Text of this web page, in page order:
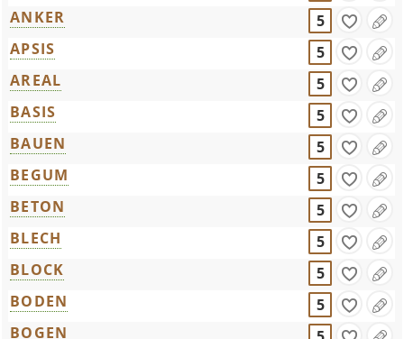
ANKER
5
APSIS
5
AREAL
5
BASIS
5
BAUEN
5
BEGUM
5
BETON
5
BLECH
5
BLOCK
5
BODEN
5
BOGEN